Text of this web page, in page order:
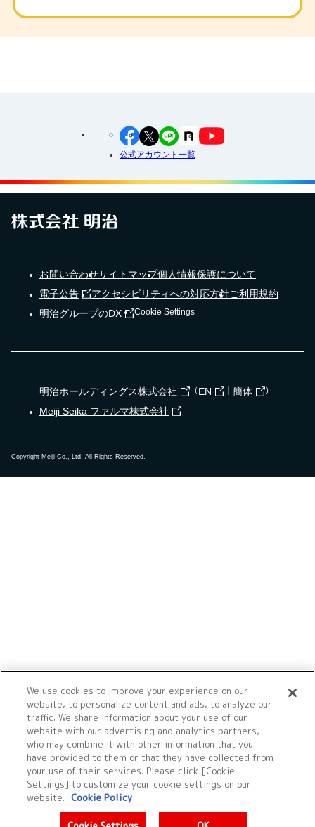
公式アカウント一覧
お問い合わせサイトマップ個人情報保護について
電子公告
アクセシビリティへの対応方針ご利用規約
明治グループのDX
Cookie Settings
明治ホールディングス株式会社 （ EN 簡体 ）
Meiji Seika ファルマ株式会社
Copyright Meiji Co., Ltd. All Rights Reserved.
We use cookies to improve your experience on our
website, to personalize content and ads, to analyze our
traffic. We share information about your use of our
website with our advertising and analytics partners,
who may combine it with other information that you
have provided to them or that they have collected from
your use of their services. Please click [Cookie
Settings] to customize your cookie settings on our
website. Cookie Policy